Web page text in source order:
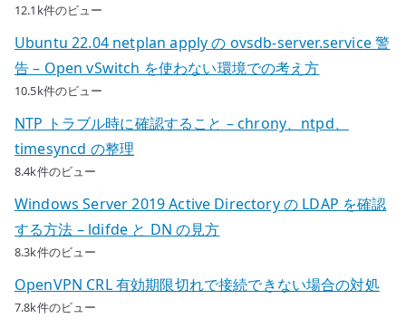
12.1k件のビュー
Ubuntu 22.04 netplan apply の ovsdb-server.service 警
告 – Open vSwitch を使わない環境での考え方
10.5k件のビュー
NTP トラブル時に確認すること – chrony、ntpd、
timesyncd の整理
8.4k件のビュー
Windows Server 2019 Active Directory の LDAP を確認
する方法 – ldifde と DN の見方
8.3k件のビュー
OpenVPN CRL 有効期限切れで接続できない場合の対処
7.8k件のビュー